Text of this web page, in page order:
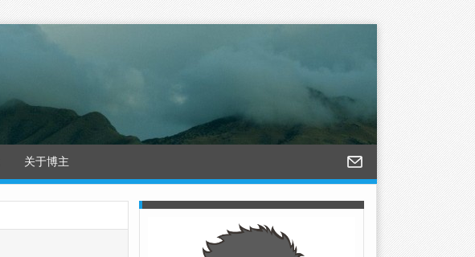
关于博主